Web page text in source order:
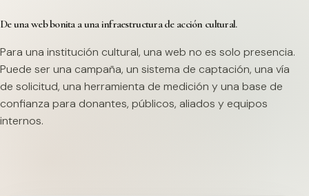
De una web bonita a una infraestructura de acción cultural.
Para una institución cultural, una web no es solo presencia.
Puede ser una campaña, un sistema de captación, una vía
de solicitud, una herramienta de medición y una base de
confianza para donantes, públicos, aliados y equipos
internos.